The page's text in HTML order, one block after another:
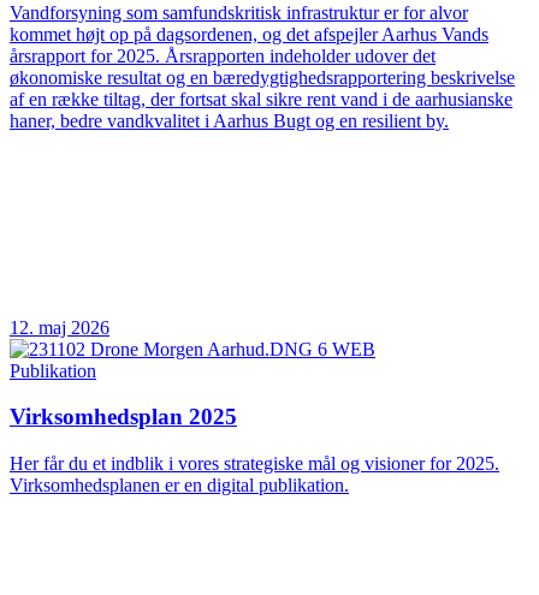
Vandforsyning som samfundskritisk infrastruktur er for alvor
kommet højt op på dagsordenen, og det afspejler Aarhus Vands
årsrapport for 2025. Årsrapporten indeholder udover det
økonomiske resultat og en bæredygtighedsrapportering beskrivelse
af en række tiltag, der fortsat skal sikre rent vand i de aarhusianske
haner, bedre vandkvalitet i Aarhus Bugt og en resilient by.
12. maj 2026
Publikation
Virksomhedsplan 2025
Her får du et indblik i vores strategiske mål og visioner for 2025.
Virksomhedsplanen er en digital publikation.